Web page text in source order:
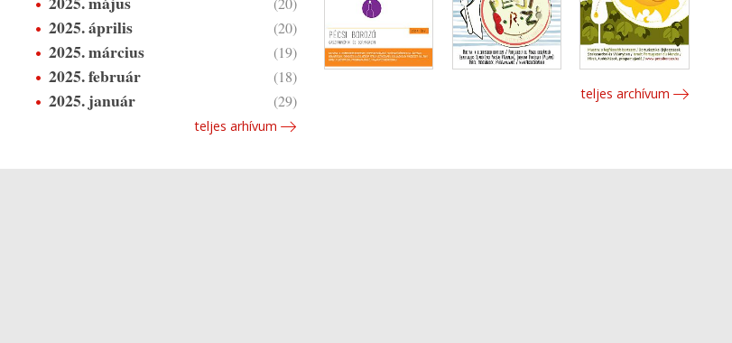
2025. április (20)
2025. március (19)
2025. február (18)
2025. január (29)
teljes arhívum
teljes archívum